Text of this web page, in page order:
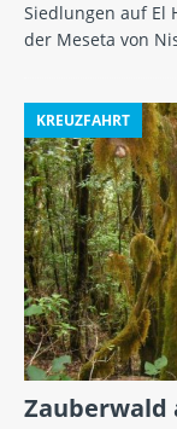
Siedlungen auf El
der Meseta von
KREUZFAHRT
Zauberwald